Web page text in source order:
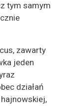
tym samym
zawarty
jeden
działań